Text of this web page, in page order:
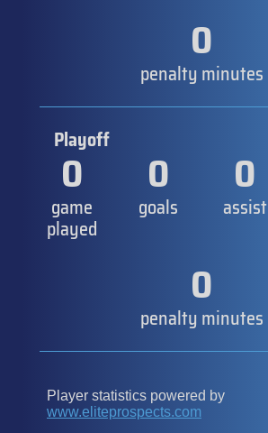
0
penalty minutes
Playoff
0
game
played
0
goals
0
assist
0
penalty minutes